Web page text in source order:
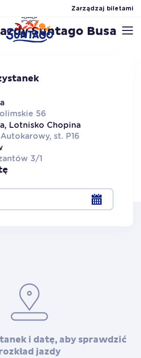
Zarządzaj biletami
Suntago Busa
56
Lotnisko Chopina
st. P16
3/1
i datę, aby sprawdzić
jazdy